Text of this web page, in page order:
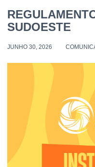
SUDOESTE
JUNHO 30, 2026